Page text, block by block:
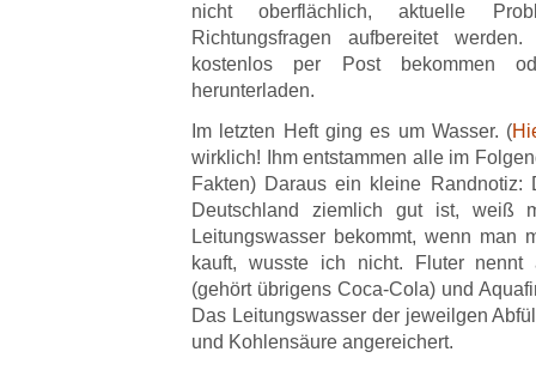
nicht oberflächlich, aktuelle
Richtungsfragen aufbereitet
kostenlos per Post bekommen
herunterladen.
Im letzten Heft ging es um Wasser. (
wirklich! Ihm entstammen alle im
Fakten) Daraus ein kleine Randnotiz:
Deutschland ziemlich gut ist, weiß
Leitungswasser bekommt, wenn man
kauft, wusste ich nicht. Fluter nennt
(gehört übrigens Coca-Cola) und
Das Leitungswasser der jeweilgen
und Kohlensäure angereichert.